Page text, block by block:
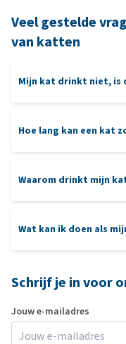
Veel gestelde
van katten
Mijn kat drinkt niet, is
Hoe lang kan een kat
Waarom drinkt mijn
Wat kan ik doen als
Schrijf je in voor
Jouw e-mailadres